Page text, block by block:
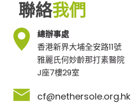
聯絡我們
總辦事處
香港新界大埔全安路11號
雅麗氏何妙齡那打素醫院
J座7樓29室
cf@nethersole.org.hk